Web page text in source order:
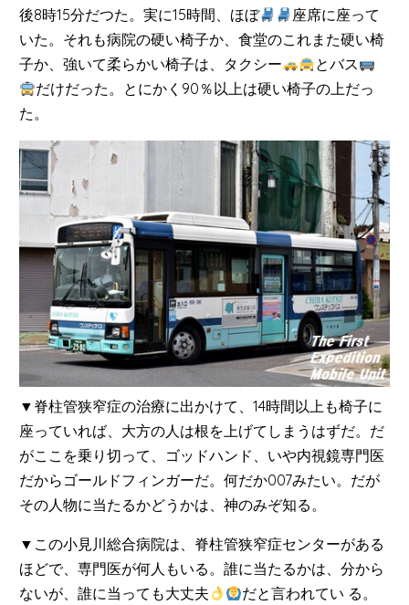
後8時15分だつた。実に15時間、ほぼ
座席に座って
いた。それも病院の硬い椅子か、食堂のこれまた硬い椅
子か、強いて柔らかい椅子は、タクシー
とバス
だけだった。とにかく90％以上は硬い椅子の上だっ
た。
▼脊柱管狭窄症の治療に出かけて、14時間以上も椅子に
座っていれば、大方の人は根を上げてしまうはずだ。だ
がここを乗り切って、ゴッドハンド、いや内視鏡専門医
だからゴールドフィンガーだ。何だか007みたい。だが
その人物に当たるかどうかは、神のみぞ知る。
▼この小見川総合病院は、脊柱管狭窄症センターがある
ほどで、専門医が何人もいる。誰に当たるかは、分から
ないが、誰に当っても大丈夫
だと言われてい る。